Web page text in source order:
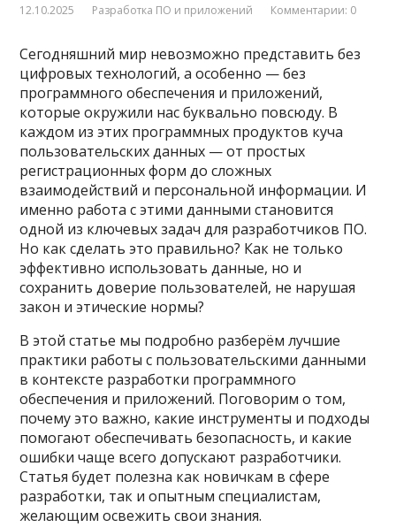
12.10.2025 Разработка ПО и приложений Комментарии: 0
Сегодняшний мир невозможно представить без
цифровых технологий, а особенно — без
программного обеспечения и приложений,
которые окружили нас буквально повсюду. В
каждом из этих программных продуктов куча
пользовательских данных — от простых
регистрационных форм до сложных
взаимодействий и персональной информации. И
именно работа с этими данными становится
одной из ключевых задач для разработчиков ПО.
Но как сделать это правильно? Как не только
эффективно использовать данные, но и
сохранить доверие пользователей, не нарушая
закон и этические нормы?
В этой статье мы подробно разберём лучшие
практики работы с пользовательскими данными
в контексте разработки программного
обеспечения и приложений. Поговорим о том,
почему это важно, какие инструменты и подходы
помогают обеспечивать безопасность, и какие
ошибки чаще всего допускают разработчики.
Статья будет полезна как новичкам в сфере
разработки, так и опытным специалистам,
желающим освежить свои знания.